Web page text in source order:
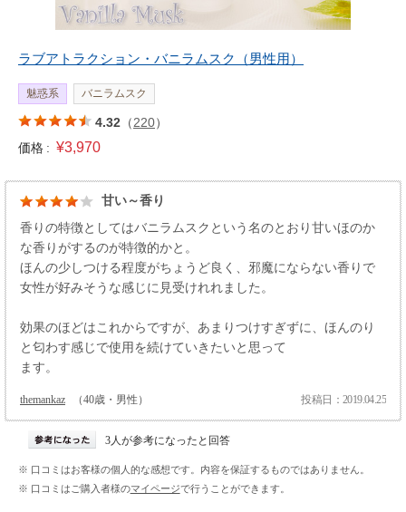
ラブアトラクション・バニラムスク（男性用）
魅惑系 バニラムスク
4.32 （220）
価格 : ¥3,970
甘い～香り
香りの特徴としてはバニラムスクという名のとおり甘いほのか
な香りがするのが特徴的かと。
ほんの少しつける程度がちょうど良く、邪魔にならない香りで
女性が好みそうな感じに見受けれれました。
効果のほどはこれからですが、あまりつけすぎずに、ほんのり
と匂わす感じで使用を続けていきたいと思って
ます。
themankaz （40歳・男性） 投稿日：2019.04.25
3人が参考になったと回答
※ 口コミはお客様の個人的な感想です。内容を保証するものではありません。
※ 口コミはご購入者様のマイページで行うことができます。